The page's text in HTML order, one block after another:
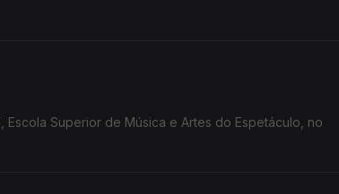
Escola Superior de Música e Artes do Espetáculo, no